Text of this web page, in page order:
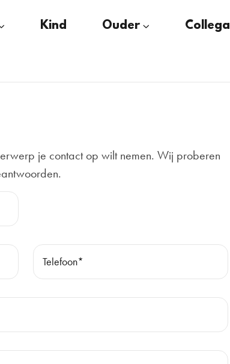
Kind Ouder Collega
je contact op wilt nemen. Wij proberen